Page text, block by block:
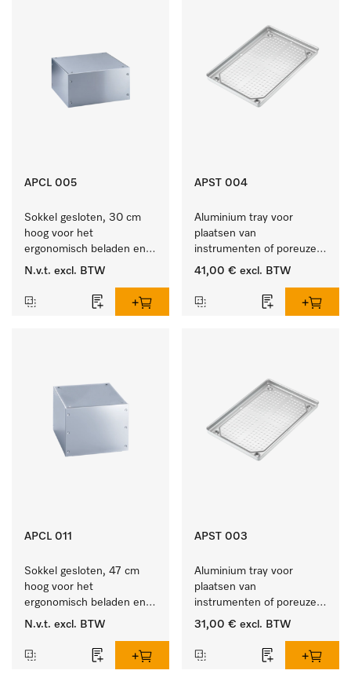
APCL 005
Sokkel gesloten, 30 cm
hoog voor het
ergonomisch beladen en
legen van de wasmachine
N.v.t. excl. BTW
APST 004
Aluminium tray voor
plaatsen van
instrumenten of poreuze
goederen, groot.
41,00 € excl. BTW
APCL 011
Sokkel gesloten, 47 cm
hoog voor het
ergonomisch beladen en
legen van de wasmachine
N.v.t. excl. BTW
APST 003
Aluminium tray voor
plaatsen van
instrumenten of poreuze
goederen, klein.
31,00 € excl. BTW